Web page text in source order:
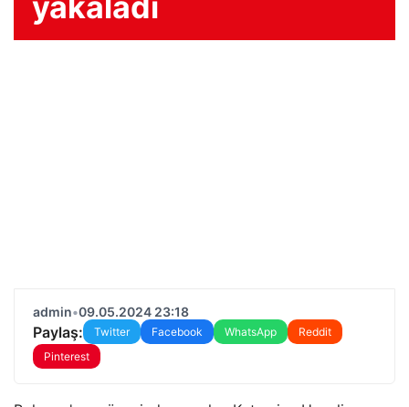
admin•09.05.2024 23:18
Paylaş: Twitter Facebook WhatsApp
Reddit
Pinterest